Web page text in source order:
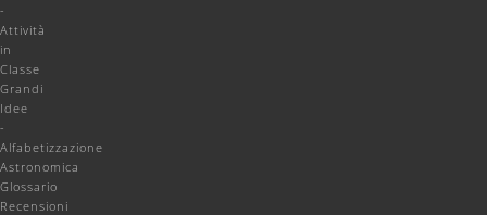
-
Attività
in
Classe
Grandi
Idee
-
Alfabetizzazione
Astronomica
Glossario
Recensioni